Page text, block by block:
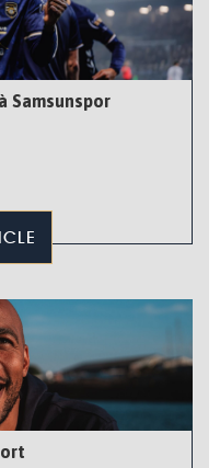
Samsunspor